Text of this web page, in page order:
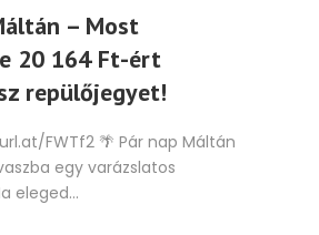
– Most
20 164 Ft-ért
repülőjegyet!
FWTf2 🌴 Pár nap Máltán
egy varázslatos
eleged...